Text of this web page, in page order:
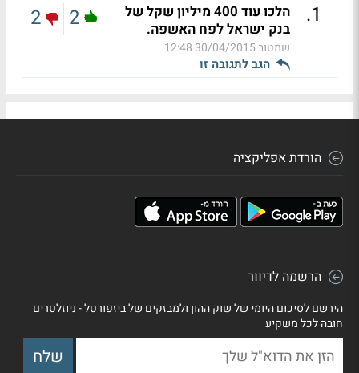
1
.
הלכו עוד 400 מיליון שקל של
בנק ישראל לפח האשפה.
שמטוב30/04/2015 12:48
הגב לתגובה זו
2
2
הורדת אפליקציה
הרשמה לדיוור
הירשם לסיכום היומי של שוק ההון ולמבזקים של ביזפורטל - ניוזלטרים
חובה לכל משקיע